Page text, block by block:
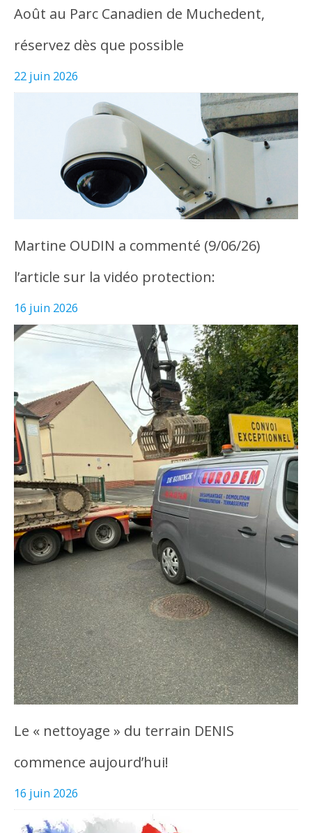
Août au Parc Canadien de Muchedent,
réservez dès que possible
22 juin 2026
Martine OUDIN a commenté (9/06/26)
l’article sur la vidéo protection:
16 juin 2026
Le « nettoyage » du terrain DENIS
commence aujourd’hui!
16 juin 2026